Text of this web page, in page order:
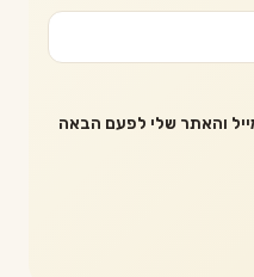
והאתר שלי לפעם הבאה